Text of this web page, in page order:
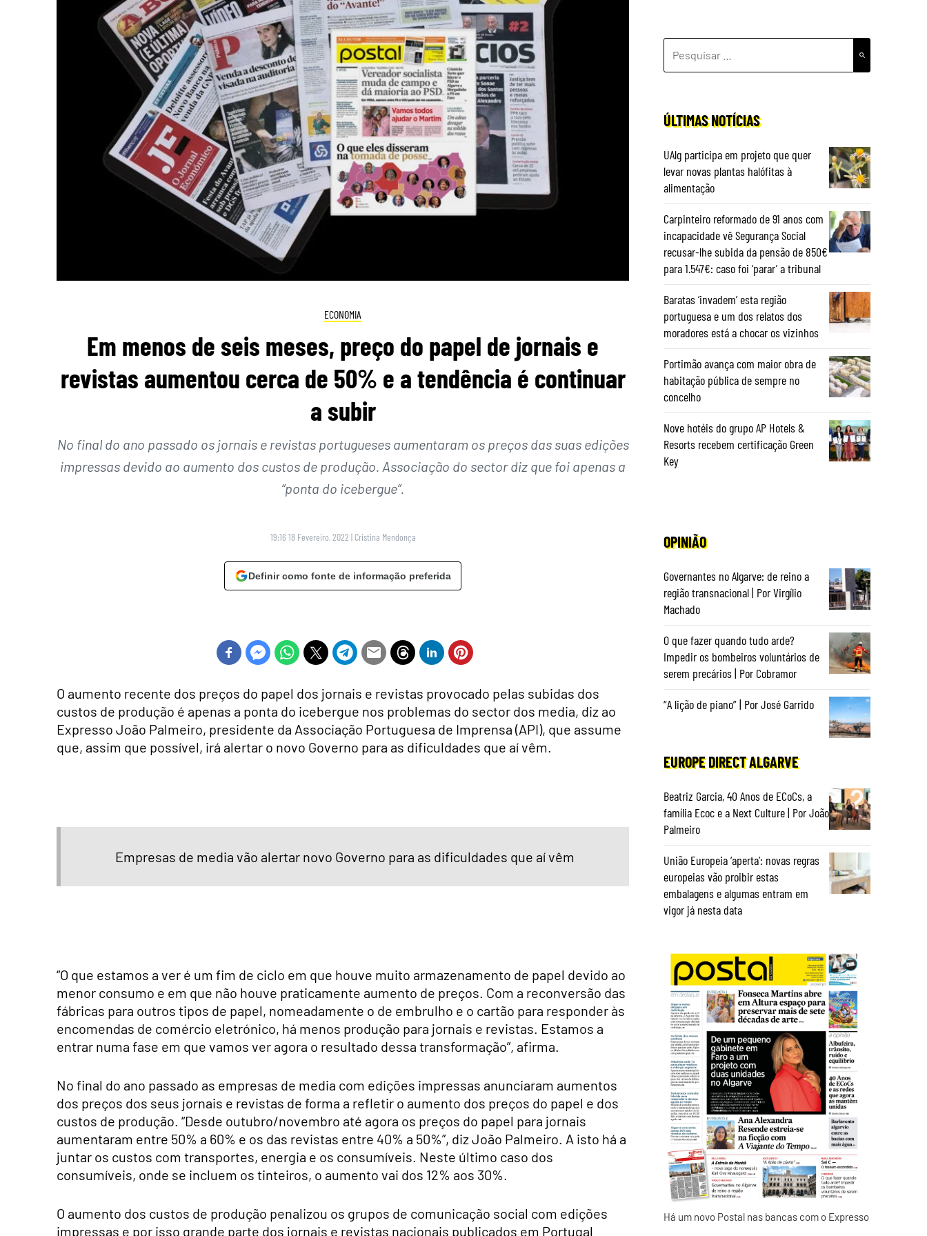
ECONOMIA
Em menos de seis meses, preço do papel de jornais e
revistas aumentou cerca de 50% e a tendência é continuar
a subir
No final do ano passado os jornais e revistas portugueses aumentaram os preços das suas edições
impressas devido ao aumento dos custos de produção. Associação do sector diz que foi apenas a
“ponta do icebergue”.
19:16 18 Fevereiro, 2022 | Cristina Mendonça
Definir como fonte de informação preferida
O aumento recente dos preços do papel dos jornais e revistas provocado pelas subidas dos
custos de produção é apenas a ponta do icebergue nos problemas do sector dos media, diz ao
Expresso João Palmeiro, presidente da Associação Portuguesa de Imprensa (API), que assume
que, assim que possível, irá alertar o novo Governo para as dificuldades que aí vêm.
Empresas de media vão alertar novo Governo para as dificuldades que aí vêm
“O que estamos a ver é um fim de ciclo em que houve muito armazenamento de papel devido ao
menor consumo e em que não houve praticamente aumento de preços. Com a reconversão das
fábricas para outros tipos de papel, nomeadamente o de embrulho e o cartão para responder às
encomendas de comércio eletrónico, há menos produção para jornais e revistas. Estamos a
entrar numa fase em que vamos ver agora o resultado dessa transformação”, afirma.
No final do ano passado as empresas de media com edições impressas anunciaram aumentos
dos preços dos seus jornais e revistas de forma a refletir o aumento dos preços do papel e dos
custos de produção. “Desde outubro/novembro até agora os preços do papel para jornais
aumentaram entre 50% a 60% e os das revistas entre 40% a 50%”, diz João Palmeiro. A isto há a
juntar os custos com transportes, energia e os consumíveis. Neste último caso dos
consumíveis, onde se incluem os tinteiros, o aumento vai dos 12% aos 30%.
O aumento dos custos de produção penalizou os grupos de comunicação social com edições
impressas e por isso grande parte dos jornais e revistas nacionais publicados em Portugal
POR:
ÚLTIMAS NOTÍCIAS
UAlg participa em projeto que quer
levar novas plantas halófitas à
alimentação
Carpinteiro reformado de 91 anos com
incapacidade vê Segurança Social
recusar-lhe subida da pensão de 850€
para 1.547€: caso foi ‘parar’ a tribunal
Baratas ‘invadem’ esta região
portuguesa e um dos relatos dos
moradores está a chocar os vizinhos
Portimão avança com maior obra de
habitação pública de sempre no
concelho
Nove hotéis do grupo AP Hotels &
Resorts recebem certificação Green
Key
OPINIÃO
Governantes no Algarve: de reino a
região transnacional | Por Virgílio
Machado
O que fazer quando tudo arde?
Impedir os bombeiros voluntários de
serem precários | Por Cobramor
“A lição de piano” | Por José Garrido
EUROPE DIRECT ALGARVE
Beatriz Garcia, 40 Anos de ECoCs, a
família Ecoc e a Next Culture | Por João
Palmeiro
União Europeia ‘aperta’: novas regras
europeias vão proibir estas
embalagens e algumas entram em
vigor já nesta data
Há um novo Postal nas bancas com o Expresso